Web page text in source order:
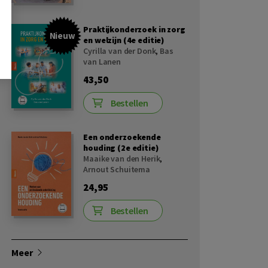
Nieuw
Praktijkonderzoek in zorg
en welzijn (4e editie)
Cyrilla van der Donk, Bas
van Lanen
43,50
Bestellen
Een onderzoekende
houding (2e editie)
Maaike van den Herik,
Arnout Schuitema
24,95
Bestellen
Meer